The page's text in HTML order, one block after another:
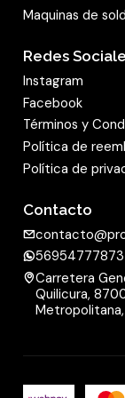
uniformes a
mecanizado
al igual que
desbaste,
Extra la
vida útil.
mostrar
Maquinas de
Redes
Instagram
Facebook
Términos y
Política de
Política de
Contacto
56954777873
Carretera
Quilicura,